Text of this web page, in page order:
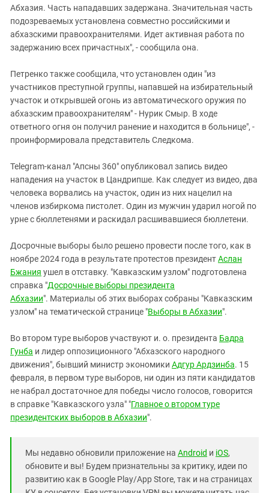
Абхазия. Часть нападавших задержана. Значительная часть
подозреваемых установлена совместно российскими и
абхазскими правоохранителями. Идет активная работа по
задержанию всех причастных", - сообщила она.
Петренко также сообщила, что установлен один "из
участников преступной группы, напавшей на избирательный
участок и открывшей огонь из автоматического оружия по
абхазским правоохранителям" - Нурик Смыр. В ходе
ответного огня он получил ранение и находится в больнице", -
проинформировала представитель Следкома.
Telegram-канал "Апсны 360" опубликовал запись видео
нападения на участок в Цандрипше. Как следует из видео, два
человека ворвались на участок, один из них нацелил на
членов избиркома пистолет. Один из мужчин ударил ногой по
урне с бюллетенями и раскидал расшивавшиеся бюллетени.
Досрочные выборы было решено провести после того, как в
ноябре 2024 года в результате протестов президентАслан
Бжания ушел в отставку. "Кавказским узлом" подготовлена
справка "Досрочные выборы президента
Абхазии". Материалы об этих выборах собраны "Кавказским
узлом" на тематической странице "Выборы в Абхазии".
Во втором туре выборов участвуют и. о. президента Бадра
Гунба и лидер оппозиционного "Абхазского народного
движения", бывший министр экономики Адгур Ардзинба. 15
февраля, в первом туре выборов, ни один из пяти кандидатов
не набрал достаточное для победы число голосов, говорится
в справке "Кавказского узла" "Главное о втором туре
президентских выборов в Абхазии".
Мы недавно обновили приложение на Android и iOS,
обновите и вы! Будем признательны за критику, идеи по
развитию как в Google Play/App Store, так и на страницах